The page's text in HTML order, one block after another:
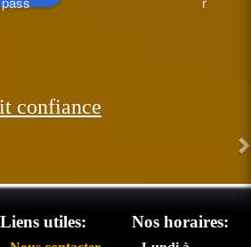
née
ait du
servi
ent
très
confiance
Liens utiles: Nos horaires: